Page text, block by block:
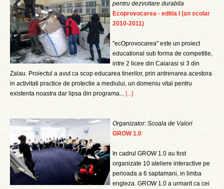
pentru dezvoltare durabila
Ecoprovocarea - editia I (an scolar
2010-2011)
"ecOprovocarea" este un proiect
educational sub forma de competitie,
intre 2 licee din Calarasi si 3 din
Zalau. Proiectul a avut ca scop educarea tinerilor, prin antrenarea acestora
in activitati practice de protectie a mediului, un domeniu vital pentru
existenta noastra dar lipsa din programa... [...]
Organizator: Scoala de Valori
GROW 1.0
In cadrul GROW 1.0 au fost
organizate 10 ateliere interactive pe
perioada a 6 saptamani, in limba
engleza. GROW 1.0 a urmarit ca cei